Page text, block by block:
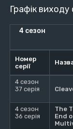
Графік виходу
4 сезон
Номер
серії
4 сезон
37 серія
4 сезон
36 серія
The
End